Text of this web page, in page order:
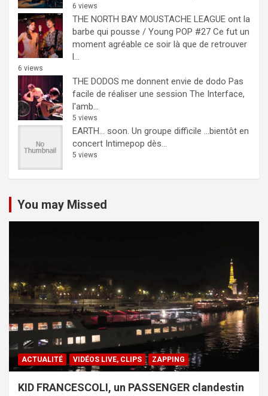
6 views
THE NORTH BAY MOUSTACHE LEAGUE ont la
barbe qui pousse / Young POP #27 Ce fut un
moment agréable ce soir là que de retrouver
l...
6 views
THE DODOS me donnent envie de dodo Pas
facile de réaliser une session The Interface,
l'amb...
5 views
EARTH… soon. Un groupe difficile ...bientôt en
concert Intimepop dès...
5 views
You may Missed
ACTUALITÉ VIDÉOS LIVE, CLIPS ZAPPING
KID FRANCESCOLI, un PASSENGER clandestin